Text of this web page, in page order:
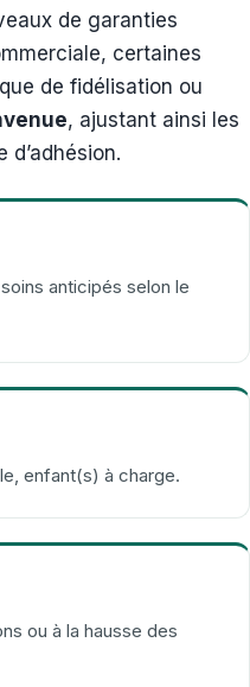
de garanties
certaines
de fidélisation ou
, ajustant ainsi les
anticipés selon le
enfant(s) à charge.
ou à la hausse des